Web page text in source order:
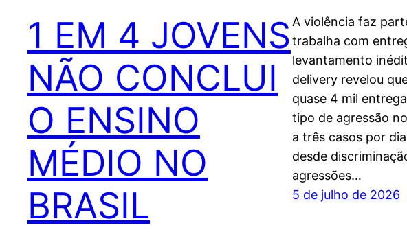
1 EM 4 JOVENS
NÃO CONCLUI
O ENSINO
MÉDIO NO
BRASIL
A violência faz
trabalha com
levantamento
delivery revelou
quase 4 mil
tipo de agressão
a três casos por
desde
agressões…
5 de julho de 2026